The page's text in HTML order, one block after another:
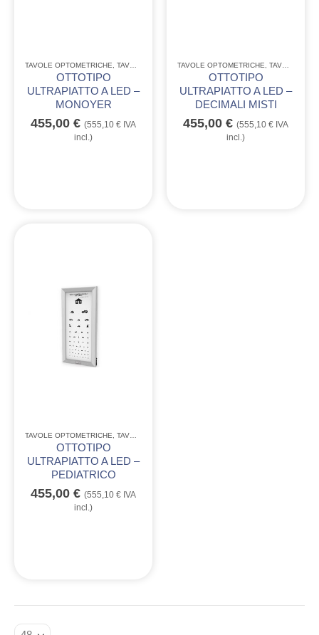
TAVOLE OPTOMETRICHE TAVOLE OPTOMETRICHE A LED ULTRAPIATTE
OTTOTIPO
ULTRAPIATTO A LED –
MONOYER
455,00 € (555,10 € IVA
incl.)
TAVOLE OPTOMETRICHE TAVOLE OPTOMETRICHE A LED ULTRAPIATTE
OTTOTIPO
ULTRAPIATTO A LED –
DECIMALI MISTI
455,00 € (555,10 € IVA
incl.)
TAVOLE OPTOMETRICHE TAVOLE OPTOMETRICHE A LED ULTRAPIATTE
OTTOTIPO
ULTRAPIATTO A LED –
PEDIATRICO
455,00 € (555,10 € IVA
incl.)